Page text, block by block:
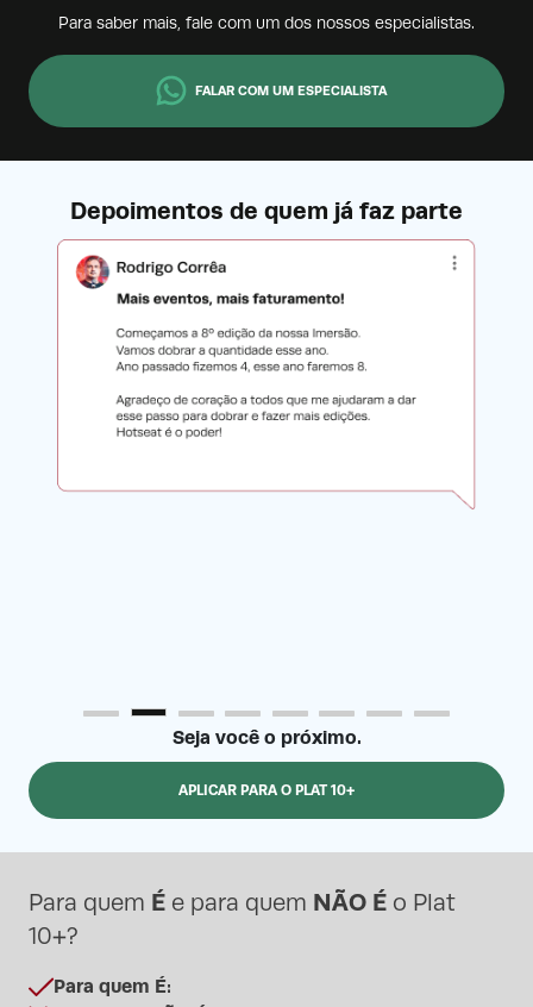
Para saber mais, fale com um dos nossos especialistas.
FALAR COM UM ESPECIALISTA
Depoimentos de quem já faz parte
Seja você o próximo.
APLICAR PARA O PLAT 10+
Para quem É e para quem NÃO É o Plat
10+?
Para quem É: